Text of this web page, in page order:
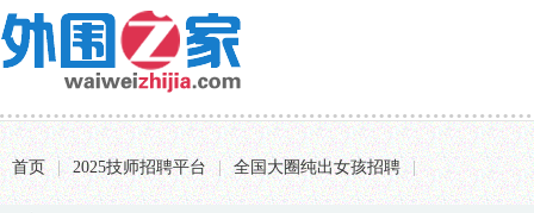
首页 | 2025技师招聘平台 | 全国大圈纯出女孩招聘 |